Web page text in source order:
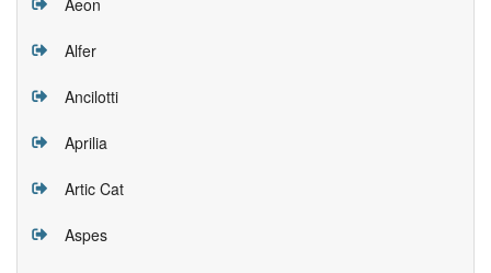
Alfer
Ancilotti
Aprilia
Artic Cat
Aspes